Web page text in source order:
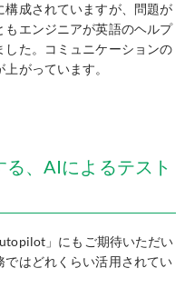
成されていますが、問題が
エンジニアが英語のヘルプ
た。コミュニケーションの
がっています。
、AIによるテスト
」にもご期待いただい
はどれくらい活用されてい